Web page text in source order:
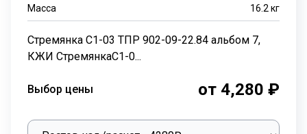
Масса 16.2 кг
Стремянка С1-03 ТПР 902-09-22.84 альбом 7,
КЖИ СтремянкаС1-0...
Выбор цены от 4,280 ₽